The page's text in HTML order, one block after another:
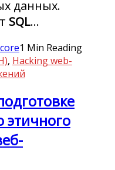
данных.
SQL…
1 Min Reading
, Hacking web-
этичного